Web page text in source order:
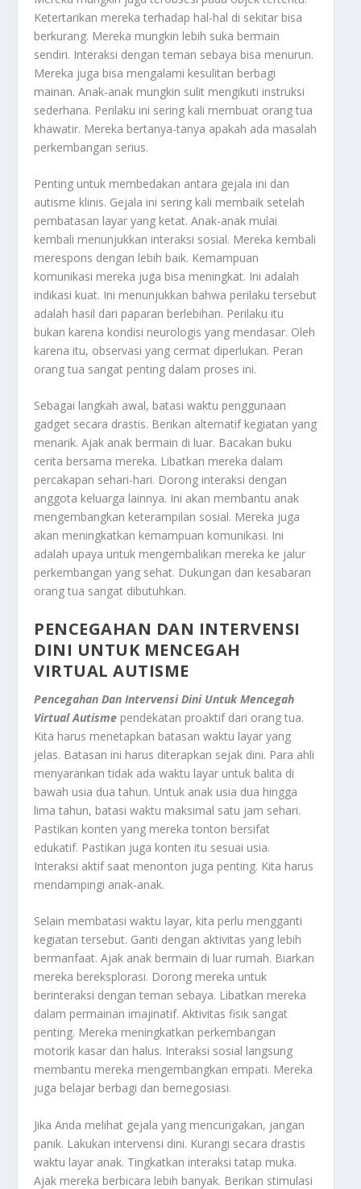
Ketertarikan mereka terhadap hal-hal di sekitar bisa
berkurang. Mereka mungkin lebih suka bermain
sendiri. Interaksi dengan teman sebaya bisa menurun.
Mereka juga bisa mengalami kesulitan berbagi
mainan. Anak-anak mungkin sulit mengikuti instruksi
sederhana. Perilaku ini sering kali membuat orang tua
khawatir. Mereka bertanya-tanya apakah ada masalah
perkembangan serius.
Penting untuk membedakan antara gejala ini dan
autisme klinis. Gejala ini sering kali membaik setelah
pembatasan layar yang ketat. Anak-anak mulai
kembali menunjukkan interaksi sosial. Mereka kembali
merespons dengan lebih baik. Kemampuan
komunikasi mereka juga bisa meningkat. Ini adalah
indikasi kuat. Ini menunjukkan bahwa perilaku tersebut
adalah hasil dari paparan berlebihan. Perilaku itu
bukan karena kondisi neurologis yang mendasar. Oleh
karena itu, observasi yang cermat diperlukan. Peran
orang tua sangat penting dalam proses ini.
Sebagai langkah awal, batasi waktu penggunaan
gadget secara drastis. Berikan alternatif kegiatan yang
menarik. Ajak anak bermain di luar. Bacakan buku
cerita bersama mereka. Libatkan mereka dalam
percakapan sehari-hari. Dorong interaksi dengan
anggota keluarga lainnya. Ini akan membantu anak
mengembangkan keterampilan sosial. Mereka juga
akan meningkatkan kemampuan komunikasi. Ini
adalah upaya untuk mengembalikan mereka ke jalur
perkembangan yang sehat. Dukungan dan kesabaran
orang tua sangat dibutuhkan.
PENCEGAHAN DAN INTERVENSI
DINI UNTUK MENCEGAH
VIRTUAL AUTISME
Pencegahan Dan Intervensi Dini Untuk Mencegah
Virtual Autisme pendekatan proaktif dari orang tua.
Kita harus menetapkan batasan waktu layar yang
jelas. Batasan ini harus diterapkan sejak dini. Para ahli
menyarankan tidak ada waktu layar untuk balita di
bawah usia dua tahun. Untuk anak usia dua hingga
lima tahun, batasi waktu maksimal satu jam sehari.
Pastikan konten yang mereka tonton bersifat
edukatif. Pastikan juga konten itu sesuai usia.
Interaksi aktif saat menonton juga penting. Kita harus
mendampingi anak-anak.
Selain membatasi waktu layar, kita perlu mengganti
kegiatan tersebut. Ganti dengan aktivitas yang lebih
bermanfaat. Ajak anak bermain di luar rumah. Biarkan
mereka bereksplorasi. Dorong mereka untuk
berinteraksi dengan teman sebaya. Libatkan mereka
dalam permainan imajinatif. Aktivitas fisik sangat
penting. Mereka meningkatkan perkembangan
motorik kasar dan halus. Interaksi sosial langsung
membantu mereka mengembangkan empati. Mereka
juga belajar berbagi dan bernegosiasi.
Jika Anda melihat gejala yang mencurigakan, jangan
panik. Lakukan intervensi dini. Kurangi secara drastis
waktu layar anak. Tingkatkan interaksi tatap muka.
Ajak mereka berbicara lebih banyak. Berikan stimulasi